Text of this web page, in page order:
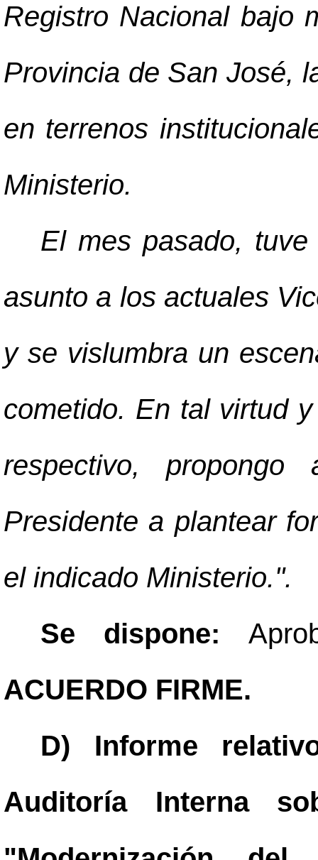
Registro Nacional bajo
Provincia de San José,
en terrenos
Ministerio.
El mes pasado,
asunto a los actuales
y se vislumbra un
cometido. En tal virtud
respectivo,
Presidente a plantear
el indicado Ministerio.".
Se dispone:
ACUERDO FIRME.
D) Informe
Auditoría Interna